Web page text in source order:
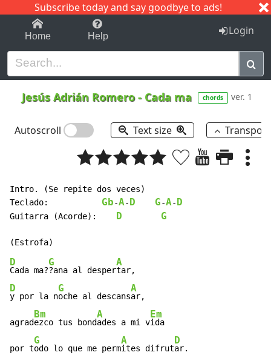
Subscribe today and say goodbye to ads!
1-9 C I J
Home Help Login
Jesús Adrián Romero- Cada ma chords ver. 1
Autoscroll Text size
Intro. (Se repite dos veces)
Teclado: Gb-A- D G-A- D
Guitarra (Acorde): D G
D
Cada ma?
G
?ana al desper
A
D
y por la n
G
oche al descans
A
ar,
agrad
Bm
ezco tus bond
A
ades a mi v
Em
ida
por t
G
odo lo que me perm
A
ites difrut
D
ar.